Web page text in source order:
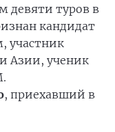
девяти туров в
кандидат
участник
Азии, ученик
, приехавший в